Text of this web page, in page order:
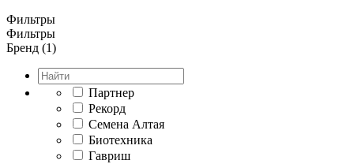
Фильтры
Фильтры
Бренд (1)
Партнер
Рекорд
Семена Алтая
Биотехника
Гавриш